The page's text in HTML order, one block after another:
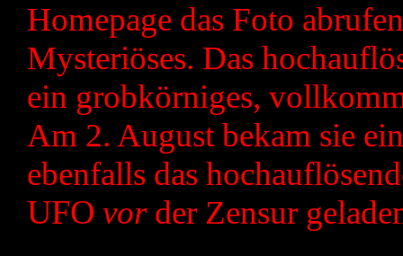
Homepage das Foto
Mysteriöses. Das
ein grobkörniges,
Am 2. August bekam sie
ebenfalls das
UFO vor der Zensur